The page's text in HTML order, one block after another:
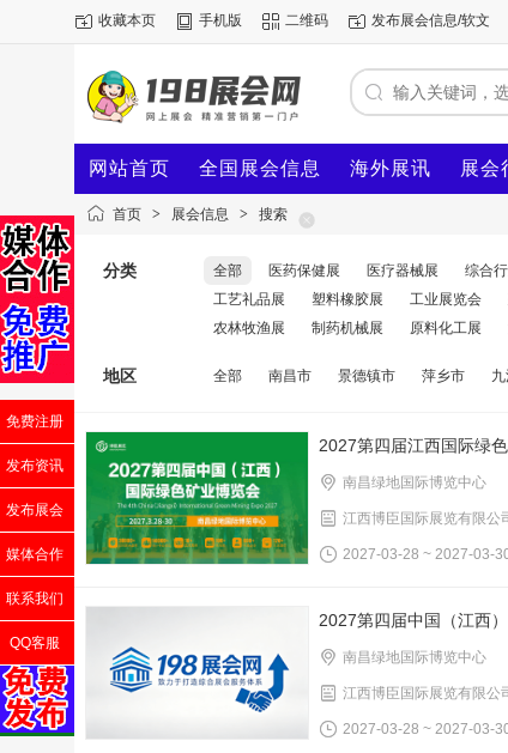
收藏本页 手机版 二维码 发布展会信息/软文
网站首页 全国展会信息 海外展讯 展会
首页 > 展会信息 > 搜索
分类 全部 医药保健展 医疗器械展 综合
工艺礼品展
塑料橡胶展 工业展览会
农林牧渔展
制药机械展 原料化工展
地区 全部 南昌市 景德镇市 萍乡市
2027第四届江西国际绿
南昌绿地国际博览中心
江西博臣国际展览有限公
2027-03-28 ~ 2027-03-
2027第四届中国（江西
南昌绿地国际博览中心
江西博臣国际展览有限公
2027-03-28 ~ 2027-03-
免费注册
发布资讯
发布展会
媒体合作
联系我们
QQ客服